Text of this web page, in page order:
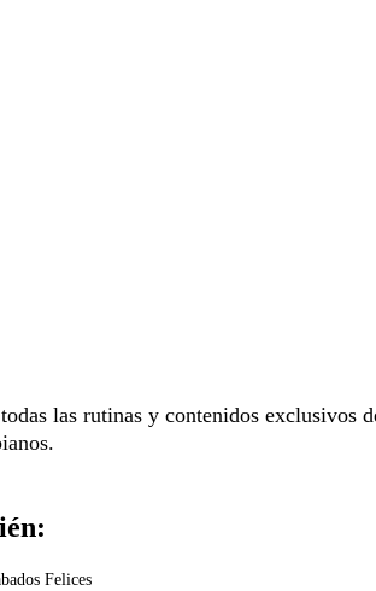
todas las rutinas y contenidos exclusivos
Felices